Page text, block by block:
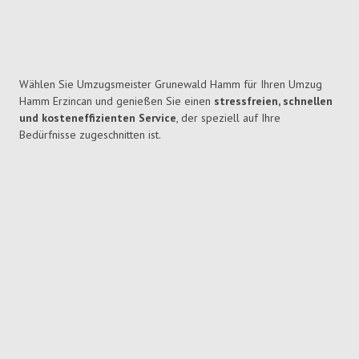
Wählen Sie Umzugsmeister Grunewald Hamm für Ihren Umzug
Hamm Erzincan und genießen Sie einen stressfreien, schnellen
und kosteneffizienten Service, der speziell auf Ihre
Bedürfnisse zugeschnitten ist.